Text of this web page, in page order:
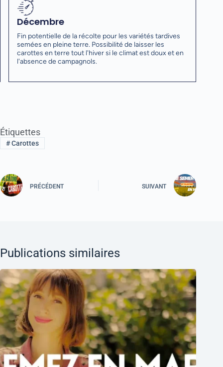
Décembre
Fin potentielle de la récolte pour les variétés tardives
semées en pleine terre. Possibilité de laisser les
carottes en terre tout l'hiver si le climat est doux et en
l'absence de campagnols.
Étiquettes
#Carottes
PRÉCÉDENT SUIVANT
Publications similaires